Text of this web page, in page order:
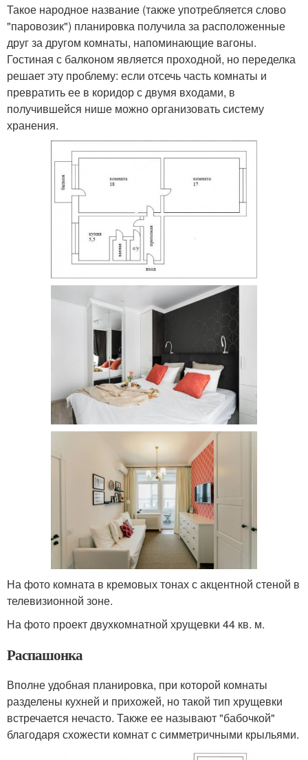
Такое народное название (также употребляется слово
"паровозик") планировка получила за расположенные
друг за другом комнаты, напоминающие вагоны.
Гостиная с балконом является проходной, но переделка
решает эту проблему: если отсечь часть комнаты и
превратить ее в коридор с двумя входами, в
получившейся нише можно организовать систему
хранения.
На фото комната в кремовых тонах с акцентной стеной в
телевизионной зоне.
На фото проект двухкомнатной хрущевки 44 кв. м.
Распашонка
Вполне удобная планировка, при которой комнаты
разделены кухней и прихожей, но такой тип хрущевки
встречается нечасто. Также ее называют "бабочкой"
благодаря схожести комнат с симметричными крыльями.